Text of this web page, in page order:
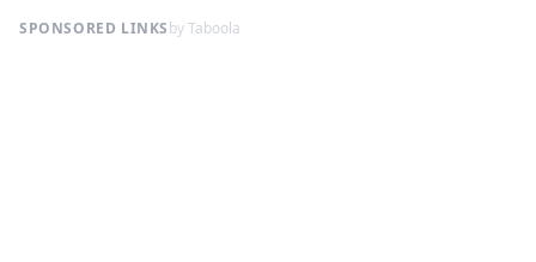
SPONSORED LINKSby Taboola